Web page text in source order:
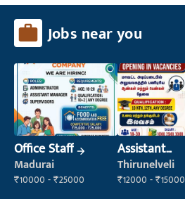
Jobs near you
Office Staff
Madurai
₹10000 - ₹25000
Assistant
Manager
Thirunelveli
₹12000 - ₹15000